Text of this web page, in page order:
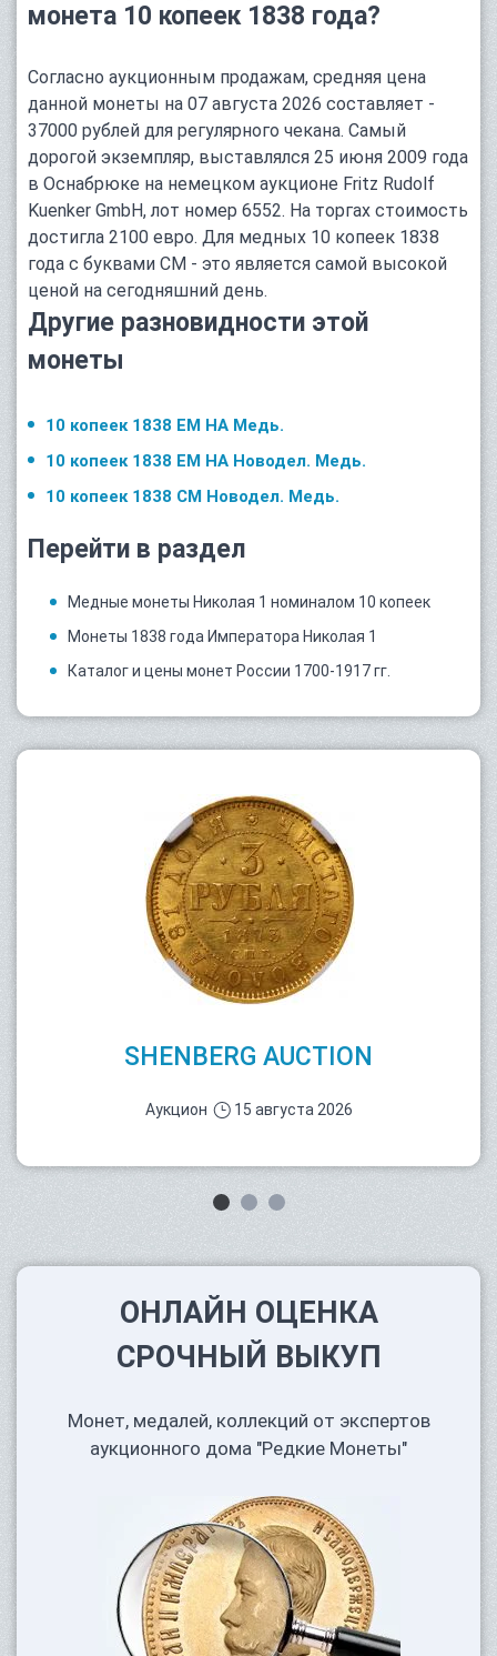
монета 10 копеек 1838 года?
Согласно аукционным продажам, средняя цена
данной монеты на 07 августа 2026 составляет -
37000 рублей для регулярного чекана. Самый
дорогой экземпляр, выставлялся 25 июня 2009 года
в Оснабрюке на немецком аукционе Fritz Rudolf
Kuenker GmbH, лот номер 6552. На торгах стоимость
достигла 2100 евро. Для медных 10 копеек 1838
года с буквами СМ - это является самой высокой
ценой на сегодняшний день.
Другие разновидности этой
монеты
10 копеек 1838 ЕМ НА Медь.
10 копеек 1838 ЕМ НА Новодел. Медь.
10 копеек 1838 СМ Новодел. Медь.
Перейти в раздел
Медные монеты Николая 1 номиналом 10 копеек
Монеты 1838 года Императора Николая 1
Каталог и цены монет России 1700-1917 гг.
SHENBERG AUCTION
Аукцион 15 августа 2026
ОНЛАЙН ОЦЕНКА
СРОЧНЫЙ ВЫКУП
Монет, медалей, коллекций от экспертов
аукционного дома "Редкие Монеты"